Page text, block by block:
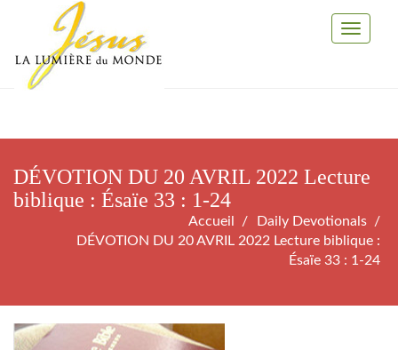
Toggle
DÉVOTION DU 20 AVRIL 2022 Lecture
biblique : Ésaïe 33 : 1-24
Accueil
Daily Devotionals
DÉVOTION DU 20 AVRIL 2022 Lecture biblique :
Ésaïe 33 : 1-24